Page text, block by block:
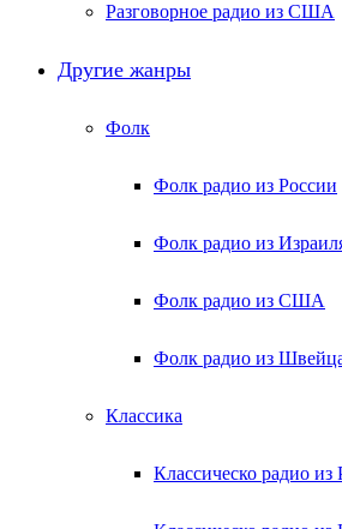
Разговорное радио из США
Другие жанры
Фолк
Фолк радио из России
Фолк радио из
Фолк радио из США
Фолк радио из
Классика
Классическо радио из